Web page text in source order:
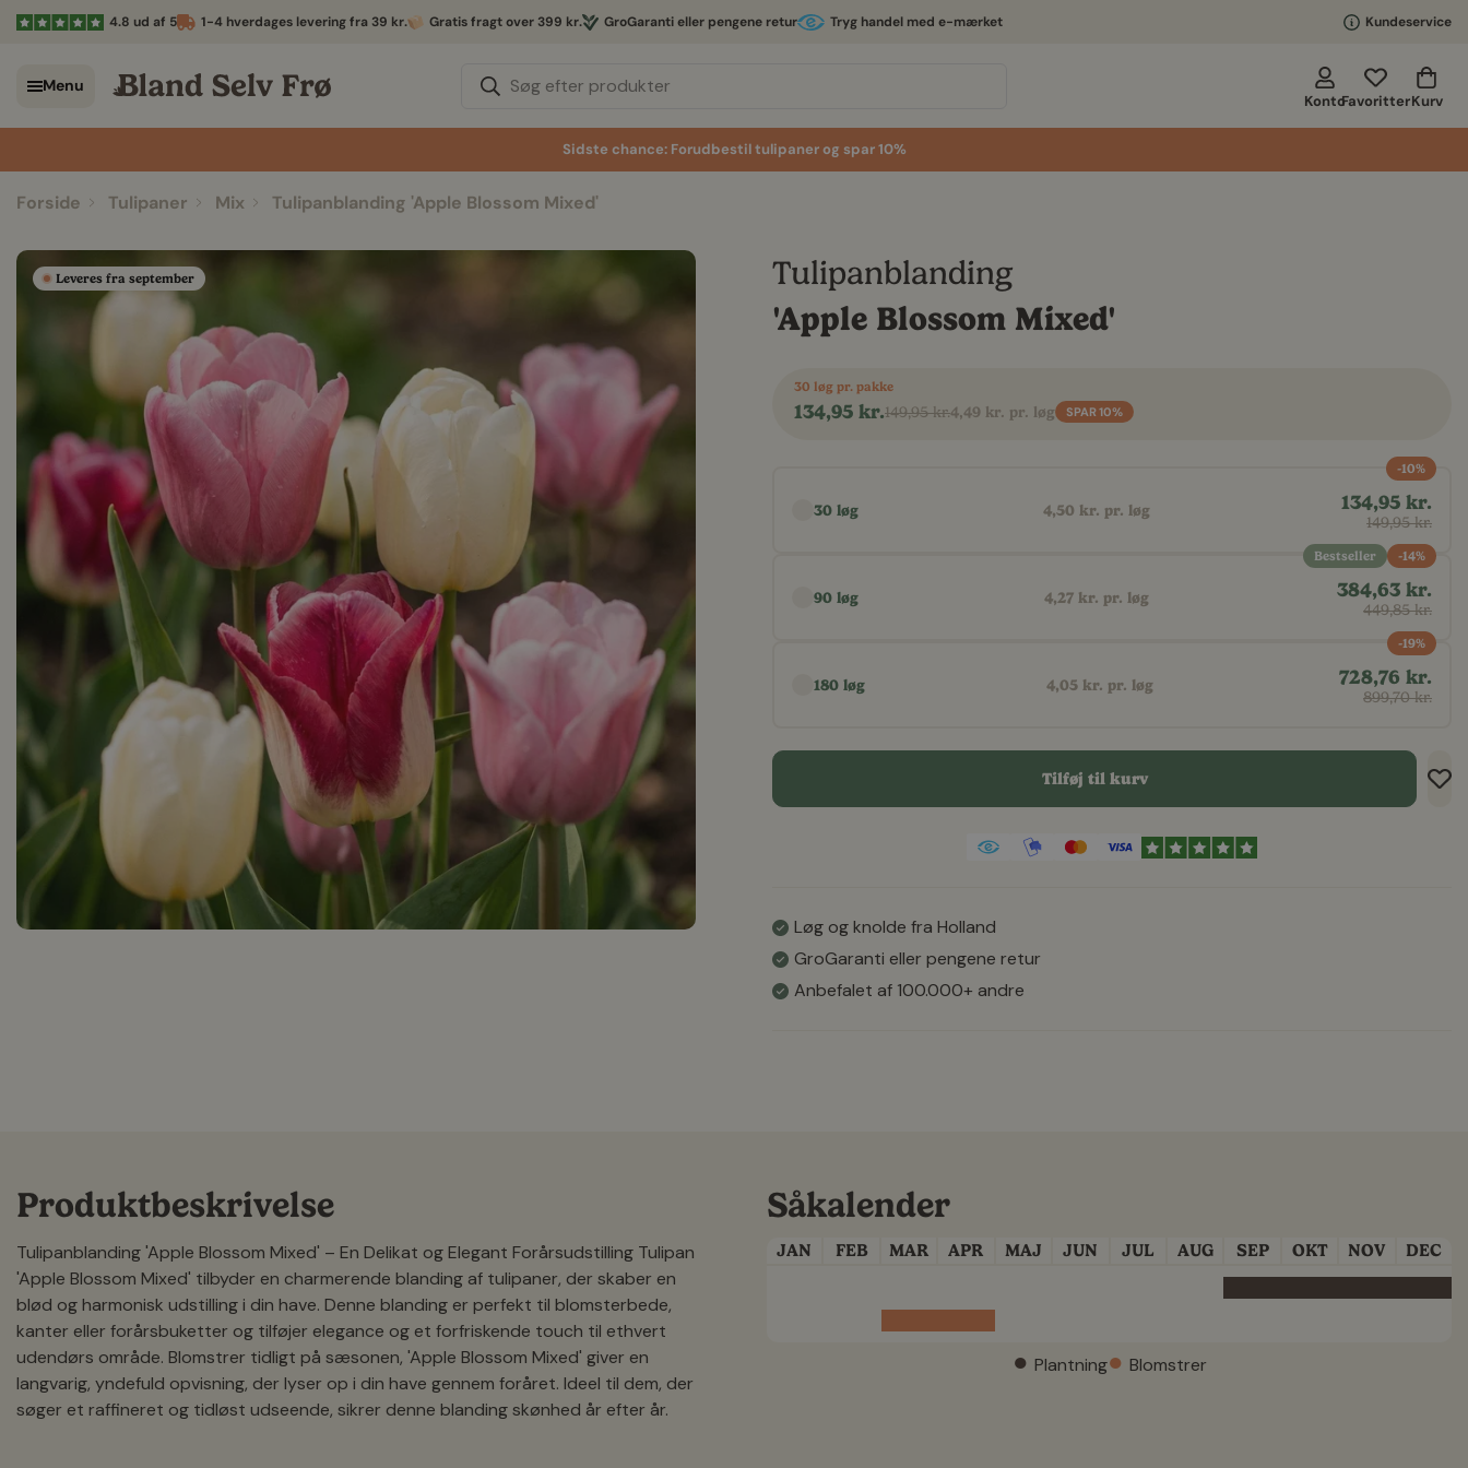
4.8 ud af 5 1-4 hverdages levering fra 39 kr. Gratis fragt over 399 kr. GroGaranti eller pengene retur Tryg handel med e-mærket Kundeservice
Menu Søg efter produkter
KontoFavoritterKurv
Sidste chance: Forudbestil tulipaner og spar 10%
Forside Tulipaner Mix Tulipanblanding 'Apple Blossom Mixed'
Leveres fra september
Tulipanblanding
'Apple Blossom Mixed'
30 løg pr. pakke
Udsalgspris
134,95 kr.
Normal
149,95 kr.4,49 kr. pr. løg SPAR10%
30 løg 4,50 kr. pr. løg 134,95 kr.
149,95 kr.
-10%
90 løg 4,27 kr. pr. løg 384,63 kr.
449,85 kr.
Bestseller -14%
180 løg 4,05 kr. pr. løg 728,76 kr.
899,70 kr.
-19%
Tilføj til kurv
Løg og knolde fra Holland
GroGaranti eller pengene retur
Anbefalet af 100.000+ andre
Produktbeskrivelse
Tulipanblanding 'Apple Blossom Mixed' – En Delikat og Elegant Forårsudstilling Tulipan
'Apple Blossom Mixed' tilbyder en charmerende blanding af tulipaner, der skaber en
blød og harmonisk udstilling i din have. Denne blanding er perfekt til blomsterbede,
kanter eller forårsbuketter og tilføjer elegance og et forfriskende touch til ethvert
udendørs område. Blomstrer tidligt på sæsonen, 'Apple Blossom Mixed' giver en
langvarig, yndefuld opvisning, der lyser op i din have gennem foråret. Ideel til dem, der
søger et raffineret og tidløst udseende, sikrer denne blanding skønhed år efter år.
Såkalender
JAN FEB MAR APR MAJ JUN JUL AUG SEP OKT NOV DEC
● Plantning● Blomstrer